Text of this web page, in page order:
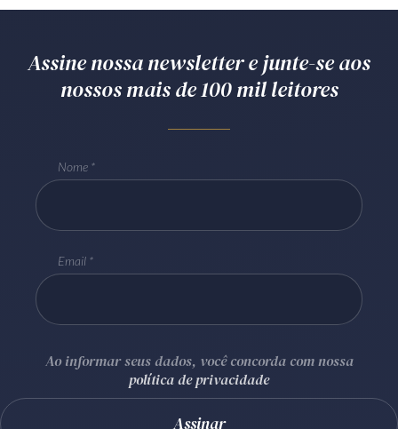
Assine nossa newsletter e junte-se aos
nossos mais de 100 mil leitores
Nome
Email
Ao informar seus dados, você concorda com nossa
política de privacidade